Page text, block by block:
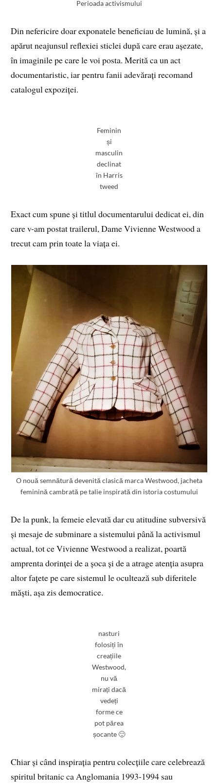
Perioada activismului
Din nefericire doar exponatele beneficiau de lumină, și a
apărut neajunsul reflexiei sticlei după care erau așezate,
în imaginile pe care le voi posta. Merită ca un act
documentaristic, iar pentru fanii adevărați recomand
catalogul expoziței.
Feminin
și
masculin
declinat
în Harris
tweed
Exact cum spune și titlul documentarului dedicat ei, din
care v-am postat trailerul, Dame Vivienne Westwood a
trecut cam prin toate la viața ei.
O nouă semnătură devenită clasică marca Westwood, jacheta
feminină cambrată pe talie inspirată din istoria costumului
De la punk, la femeie elevată dar cu atitudine subversivă
și mesaje de subminare a sistemului până la activismul
actual, tot ce Vivienne Westwood a realizat, poartă
amprenta dorinței de a șoca și de a atrage atenția asupra
altor fațete pe care sistemul le ocultează sub diferitele
măști, așa zis democratice.
nasturi
folosiți în
creațiile
Westwood,
nu vă
mirați dacă
vedeți
forme ce
pot părea
șocante 🙂
Chiar și când inspirația pentru colecțiile care celebrează
spiritul britanic ca Anglomania 1993-1994 sau